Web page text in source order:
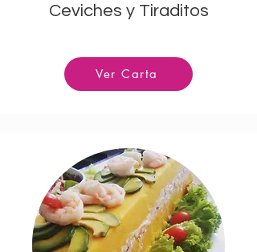
Ceviches y Tiraditos
Ver Carta